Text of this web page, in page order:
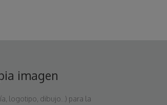
imagen
logotipo, dibujo...) para la